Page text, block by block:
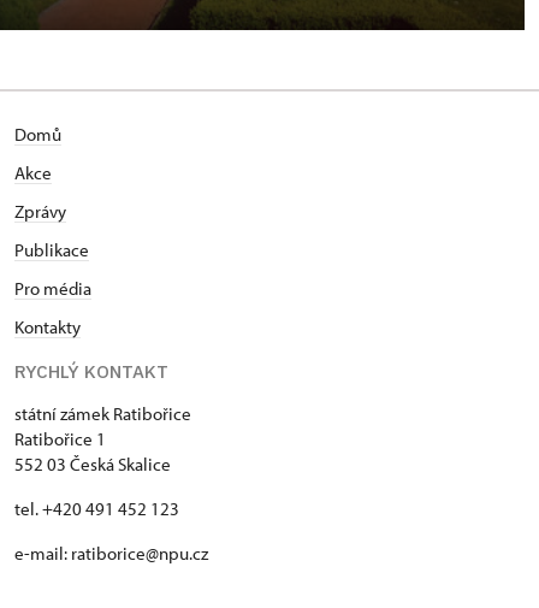
Domů
Akce
Zprávy
Publikace
Pro média
Kontakty
RYCHLÝ KONTAKT
státní zámek Ratibořice
Ratibořice 1
552 03 Česká Skalice
tel. +420 491 452 123
e-mail: ratiborice@npu.cz